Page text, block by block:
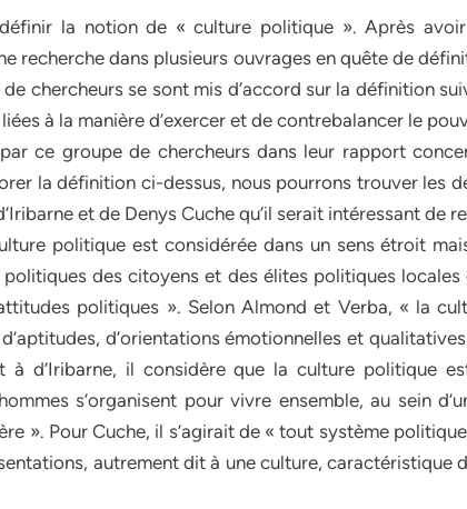
la notion de « culture politique ». Après
recherche dans plusieurs ouvrages en quête de
chercheurs se sont mis d’accord sur la définition
à la manière d’exercer et de contrebalancer le
ce groupe de chercheurs dans leur rapport
la définition ci-dessus, nous pourrons trouver les
et de Denys Cuche qu’il serait intéressant de
politique est considérée dans un sens étroit
des citoyens et des élites politiques locales
politiques ». Selon Almond et Verba, « la
d’orientations émotionnelles et
à d’Iribarne, il considère que la culture politique
s’organisent pour vivre ensemble, au sein
». Pour Cuche, il s’agirait de « tout système
autrement dit à une culture, caractéristique